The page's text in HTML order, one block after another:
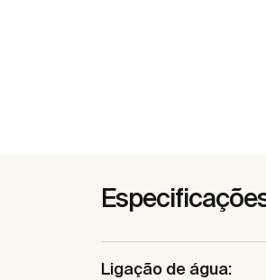
Ligação de água: